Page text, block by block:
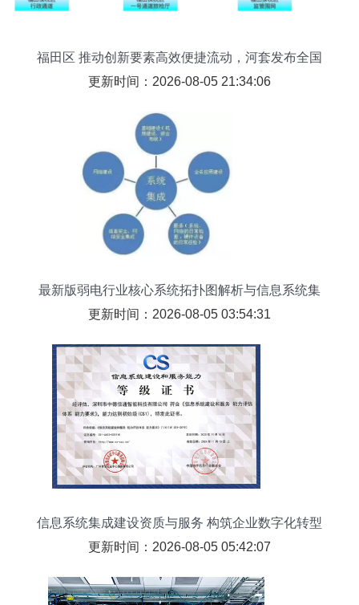
福田区 推动创新要素高效便捷流动，河套发布全国
首个服务科研机构的公共ERP系统
更新时间：2026-08-05 21:34:06
最新版弱电行业核心系统拓扑图解析与信息系统集
成服务
更新时间：2026-08-05 03:54:31
信息系统集成建设资质与服务 构筑企业数字化转型
的坚实基石
更新时间：2026-08-05 05:42:07